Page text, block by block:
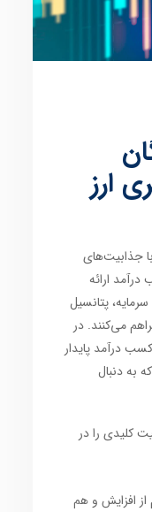
ارز
جذابیت‌های
ارائه
پتانسیل
می‌کنند. در
درآمد پایدار
به دنبال
کلیدی را در
افزایش و هم